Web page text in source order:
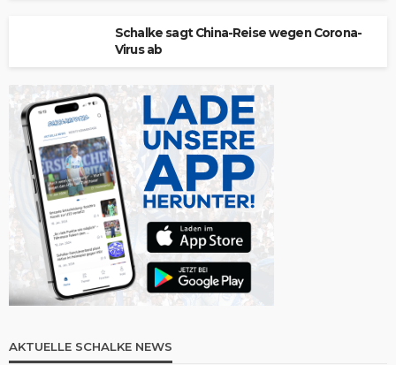
Schalke sagt China-Reise wegen Corona-
Virus ab
AKTUELLE SCHALKE NEWS